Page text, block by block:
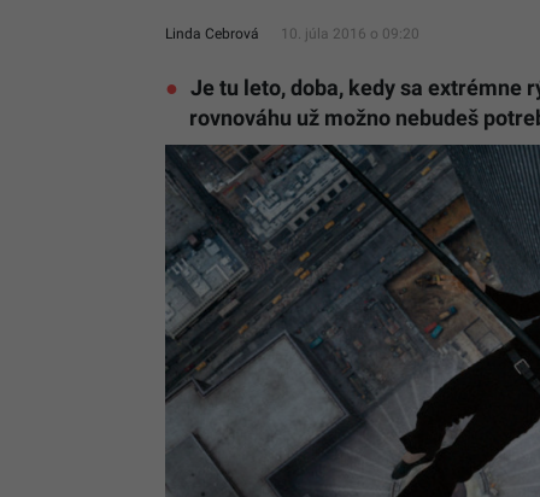
Linda Cebrová 10. júla 2016 o 09:20
Je tu leto, doba, kedy sa extrémne
rovnováhu už možno nebudeš